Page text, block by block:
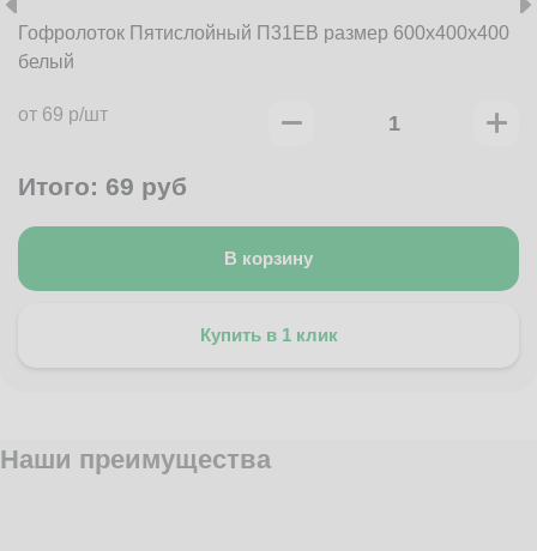
Гофролоток Пятислойный П31EB размер 600x400x400
белый
от 69 р/шт
Итого: 69 руб
В корзину
Купить в 1 клик
Наши преимущества